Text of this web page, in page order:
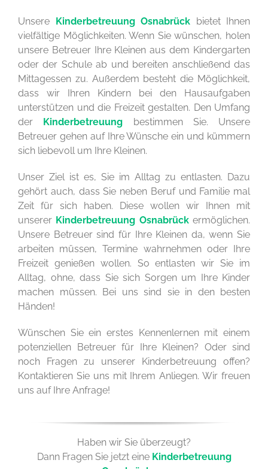
Unsere Kinderbetreuung Osnabrück bietet Ihnen
vielfältige Möglichkeiten. Wenn Sie wünschen, holen
unsere Betreuer Ihre Kleinen aus dem Kindergarten
oder der Schule ab und bereiten anschließend das
Mittagessen zu. Außerdem besteht die Möglichkeit,
dass wir Ihren Kindern bei den Hausaufgaben
unterstützen und die Freizeit gestalten. Den Umfang
der Kinderbetreuung bestimmen Sie. Unsere
Betreuer gehen auf Ihre Wünsche ein und kümmern
sich liebevoll um Ihre Kleinen.
Unser Ziel ist es, Sie im Alltag zu entlasten. Dazu
gehört auch, dass Sie neben Beruf und Familie mal
Zeit für sich haben. Diese wollen wir Ihnen mit
unserer Kinderbetreuung Osnabrückermöglichen.
Unsere Betreuer sind für Ihre Kleinen da, wenn Sie
arbeiten müssen, Termine wahrnehmen oder Ihre
Freizeit genießen wollen. So entlasten wir Sie im
Alltag, ohne, dass Sie sich Sorgen um Ihre Kinder
machen müssen. Bei uns sind sie in den besten
Händen!
Wünschen Sie ein erstes Kennenlernen mit einem
potenziellen Betreuer für Ihre Kleinen? Oder sind
noch Fragen zu unserer Kinderbetreuung offen?
Kontaktieren Sie uns mit Ihrem Anliegen. Wir freuen
uns auf Ihre Anfrage!
Haben wir Sie überzeugt?
Dann Fragen Sie jetzt eine Kinderbetreuung